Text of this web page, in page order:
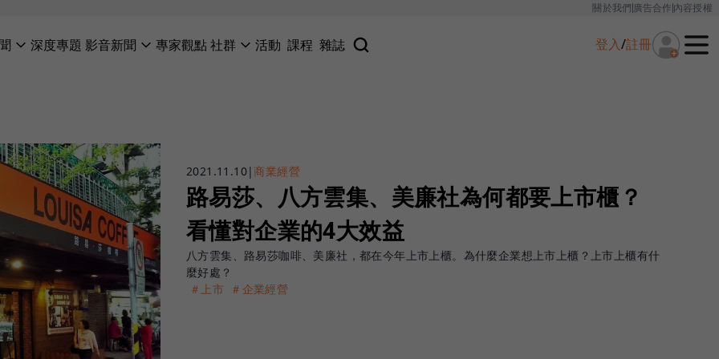
關於我們廣告合作內容授權
深度專題 影音新聞 專家觀點社群 活動 課程 雜誌 登入/註冊
2021.11.10|商業經營
路易莎、八方雲集、美廉社為何都要上市櫃？
看懂對企業的4大效益
八方雲集、路易莎咖啡、美廉社，都在今年上市上櫃。為什麼企業想上市上櫃？上市上櫃有什
麼好處？
＃上市
＃企業經營